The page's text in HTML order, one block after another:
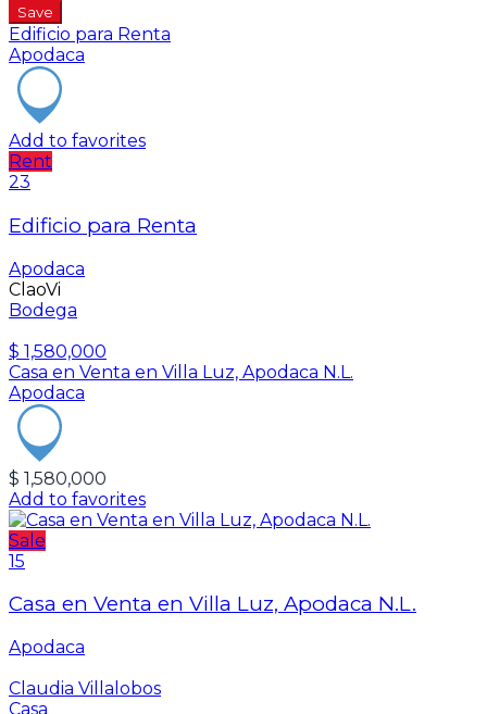
Save
Edificio para Renta
Apodaca
Add to favorites
Rent
23
Edificio para Renta
Apodaca
ClaoVi
Bodega
$ 1,580,000
Casa en Venta en Villa Luz, Apodaca N.L.
Apodaca
$ 1,580,000
Add to favorites
Sale
15
Casa en Venta en Villa Luz, Apodaca N.L.
Apodaca
Claudia Villalobos
Casa